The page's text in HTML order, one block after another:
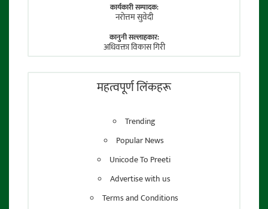
कार्यकारी सम्पादक:
नराेत्तम सुवेदी
कानुनी सल्लाहकार:
अधिवक्ता विकास गिरी
तेजेन्द्र श्रेष्ठ
महत्वपूर्ण लिंकहरू
Trending
Popular News
Unicode To Preeti
Advertise with us
Terms and Conditions